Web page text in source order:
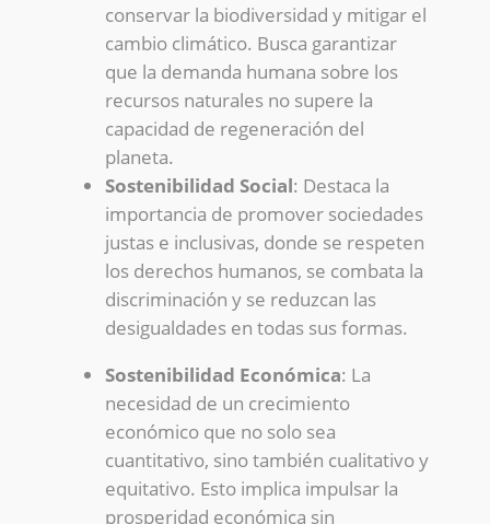
conservar la biodiversidad y mitigar el
cambio climático. Busca garantizar
que la demanda humana sobre los
recursos naturales no supere la
capacidad de regeneración del
planeta.
Sostenibilidad Social: Destaca la
importancia de promover sociedades
justas e inclusivas, donde se respeten
los derechos humanos, se combata la
discriminación y se reduzcan las
desigualdades en todas sus formas.
Sostenibilidad Económica: La
necesidad de un crecimiento
económico que no solo sea
cuantitativo, sino también cualitativo y
equitativo. Esto implica impulsar la
prosperidad económica sin